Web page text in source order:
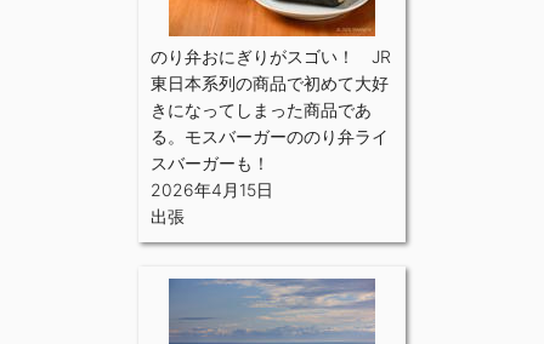
のり弁おにぎりがスゴい！ JR
東日本系列の商品で初めて大好
きになってしまった商品であ
る。モスバーガーののり弁ライ
スバーガーも！
2026年4月15日
出張